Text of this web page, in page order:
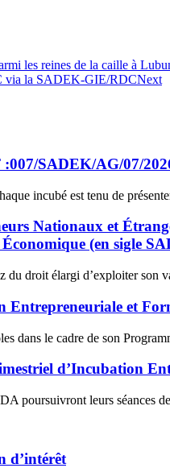
les reines de la caille à
via la SADEK-GIE/RDCNext
SADEK/AG/07/
incubé est tenu de
Nationaux et
(en sigle
droit élargi d’exploiter son
Entrepreneuriale et
dans le cadre de son
d’Incubation
poursuivront leurs séances
d’intérêt